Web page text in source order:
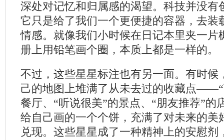
深处对记忆和归属感的渴望。科技并没有
它只是给了我们一个更便捷的容器，去装
情感。就像我们小时候在日记本里夹一片
册上用铅笔画个圈，本质上都是一样的。
不过，这些星星标注也有另一面。有时候
己的地图上堆满了从未去过的收藏点
餐厅、“听说很美”的景点、“朋友推荐”的
给自己画的一个个饼，充满了对未来的美
兑现。这些星星成了一种精神上的安慰剂